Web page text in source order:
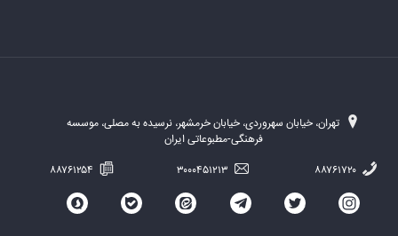
تهران، خیابان سهروردی، خیابان خرمشهر، نرسیده به مصلی، موسسه
فرهنگی-مطبوعاتی ایران